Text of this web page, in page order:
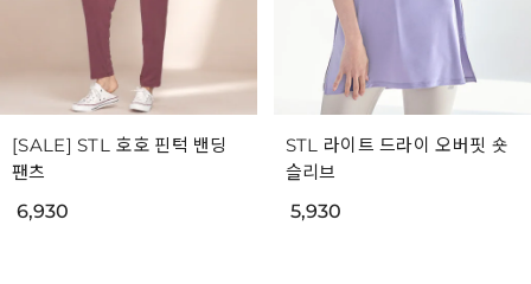
[SALE] STL 호호 핀턱 밴딩
팬츠
6,930
STL 라이트 드라이 오버핏 숏
슬리브
5,930